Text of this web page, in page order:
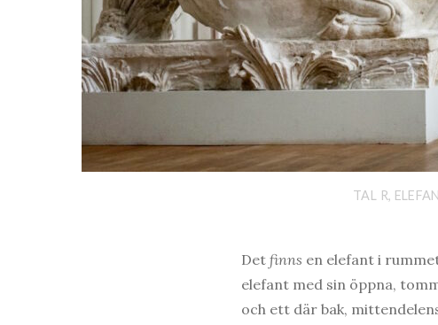
TAL R,
Det finns en elefant i
elefant med sin öppna,
och ett där bak,